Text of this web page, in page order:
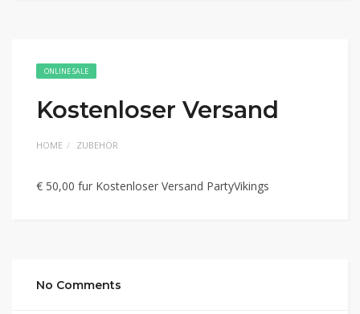
ONLINE SALE
Kostenloser Versand
HOME ZUBEHÖR
€ 50,00 fur Kostenloser Versand PartyVikings
No Comments